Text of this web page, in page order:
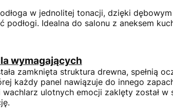
w jednolitej tonacji, dzięki
podłogi. Idealna do salonu z aneksem
wymagających
zamknięta struktura drewna, spełnią
każdy panel nawiązuje do innego
ulotnych emocji zaklęty został